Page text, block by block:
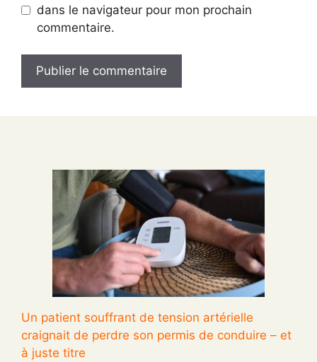
dans le navigateur pour mon prochain
commentaire.
Un patient souffrant de tension artérielle
craignait de perdre son permis de conduire – et
à juste titre